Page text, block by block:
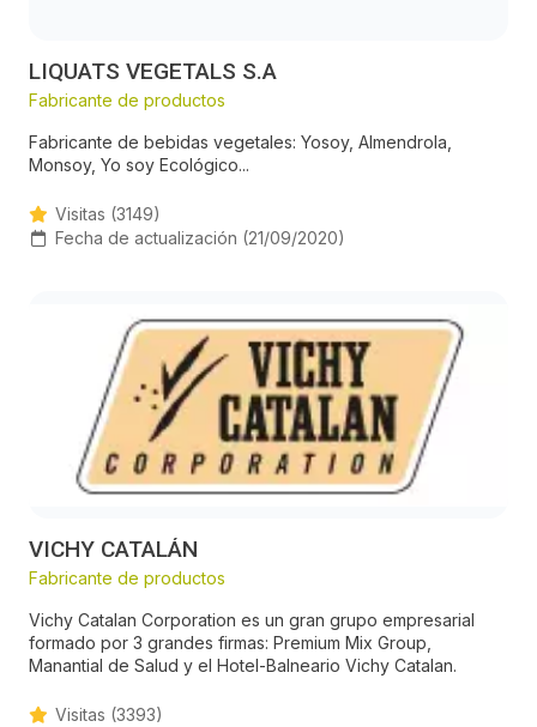
LIQUATS VEGETALS S.A
Fabricante de productos
Fabricante de bebidas vegetales: Yosoy, Almendrola,
Monsoy, Yo soy Ecológico...
Visitas (3149)
Fecha de actualización (21/09/2020)
VICHY CATALÁN
Fabricante de productos
Vichy Catalan Corporation es un gran grupo empresarial
formado por 3 grandes firmas: Premium Mix Group,
Manantial de Salud y el Hotel-Balneario Vichy Catalan.
Visitas (3393)